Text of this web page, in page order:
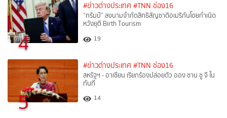
4
#ข่าวต่างประเทศ #TNN ช่อง16
“ทรัมป์” ลงนามจำกัดสิทธิสัญชาติอเมริกันโดยกำเนิด
หวังยุติ Birth Tourism
19
5
#ข่าวต่างประเทศ #TNN ช่อง16
สหรัฐฯ - อาเซียน เรียกร้องปล่อยตัว ออง ซาน ซู จี ใน
ทันที
14